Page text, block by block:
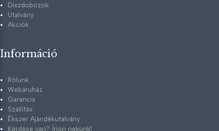
Diszdobozok
Utalvány
Akciók
Információ
Rólunk
Webáruház
Garancia
Szállítás
Ékszer Ajándékutalvány
Kérdése van? Írjon nekünk!